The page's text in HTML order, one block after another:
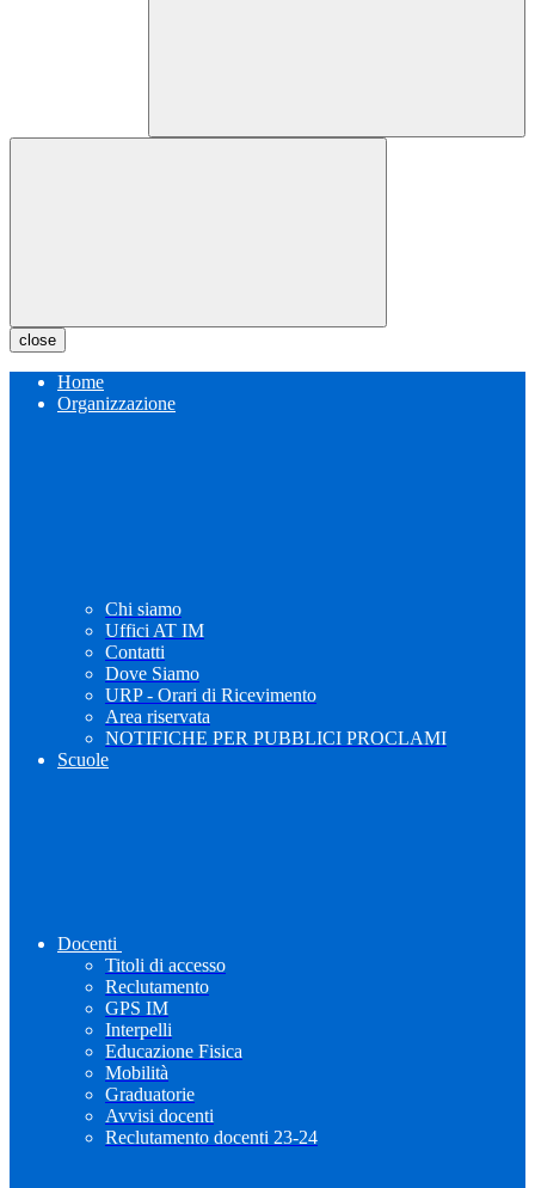
close
Home
Organizzazione
Chi siamo
Uffici AT IM
Contatti
Dove Siamo
URP - Orari di Ricevimento
Area riservata
NOTIFICHE PER PUBBLICI PROCLAMI
Scuole
Docenti
Titoli di accesso
Reclutamento
GPS IM
Interpelli
Educazione Fisica
Mobilità
Graduatorie
Avvisi docenti
Reclutamento docenti 23-24